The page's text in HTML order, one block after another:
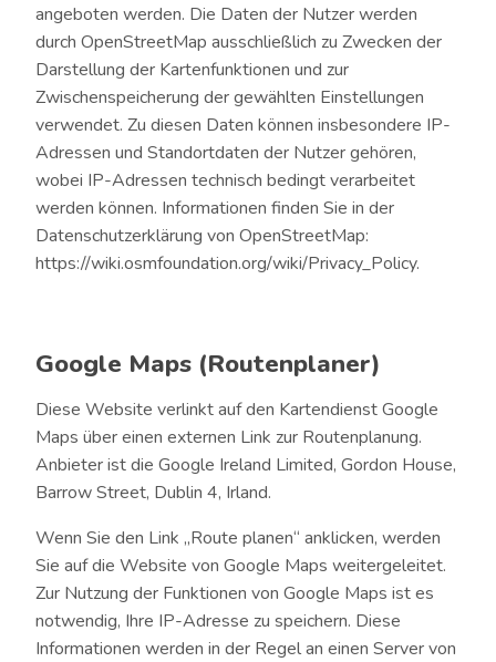
angeboten werden. Die Daten der Nutzer werden
durch OpenStreetMap ausschließlich zu Zwecken der
Darstellung der Kartenfunktionen und zur
Zwischenspeicherung der gewählten Einstellungen
verwendet. Zu diesen Daten können insbesondere IP-
Adressen und Standortdaten der Nutzer gehören,
wobei IP-Adressen technisch bedingt verarbeitet
werden können. Informationen finden Sie in der
Datenschutzerklärung von OpenStreetMap:
https://wiki.osmfoundation.org/wiki/Privacy_Policy.
Google Maps (Routenplaner)
Diese Website verlinkt auf den Kartendienst Google
Maps über einen externen Link zur Routenplanung.
Anbieter ist die Google Ireland Limited, Gordon House,
Barrow Street, Dublin 4, Irland.
Wenn Sie den Link „Route planen“ anklicken, werden
Sie auf die Website von Google Maps weitergeleitet.
Zur Nutzung der Funktionen von Google Maps ist es
notwendig, Ihre IP-Adresse zu speichern. Diese
Informationen werden in der Regel an einen Server von